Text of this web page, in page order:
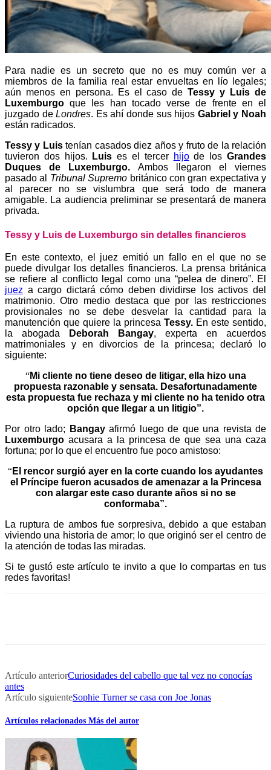
Para nadie es un secreto que no es muy común ver a
miembros de la familia real estar envueltas en lío legales;
aún menos en persona. Es el caso deTessy y Luis de
Luxemburgoque les han tocado verse de frente en el
juzgado deLondres. Es ahí donde sus hijos Gabriel y Noah
están radicados.
Tessy y Luistenían casados diez años y fruto de la relación
tuvieron dos hijos.
Luis es el tercer hijode losGrandes
Duques de Luxemburgo. Ambos llegaron el viernes
pasado al Tribunal Supremo británico con gran expectativa y
al parecer no se vislumbra que será todo de manera
amigable. La audiencia preliminar se presentará de manera
privada.
Tessy y Luis de Luxemburgo sin detalles financieros
En este contexto, el juez emitió un fallo en el que no se
puede divulgar los detalles financieros. La prensa británica
se refiere al conflicto legal como una “pelea de dinero”. El
juez a cargo dictará cómo deben dividirse los activos del
matrimonio. Otro medio destaca que por las restricciones
provisionales no se debe desvelar la cantidad para la
manutención que quiere la princesa Tessy. En este sentido,
la abogada
Deborah Bangay, experta en acuerdos
matrimoniales y en divorcios de la princesa; declaró lo
siguiente:
“Mi cliente no tiene deseo de litigar, ella hizo una
propuesta razonable y sensata. Desafortunadamente
esta propuesta fue rechaza y mi cliente no ha tenido otra
opción que llegar a un litigio”.
Por otro lado;
Bangay afirmó luego de que una revista de
Luxemburgo acusara a la princesa de que sea una caza
fortuna; por lo que el encuentro fue poco amistoso:
“El rencor surgió ayer en la corte cuando los ayudantes
el Príncipe fueron acusados de amenazar a la Princesa
con alargar este caso durante años si no se
conformaba”.
La ruptura de ambos fue sorpresiva, debido a que estaban
viviendo una historia de amor; lo que originó ser el centro de
la atención de todas las miradas.
Si te gustó este artículo te invito a que lo compartas en tus
redes favoritas!
Artículo anteriorCuriosidades del cabello que tal vez no conocías
antes
Artículo siguienteSophie Turner se casa con Joe Jonas
Artículos relacionados Más del autor